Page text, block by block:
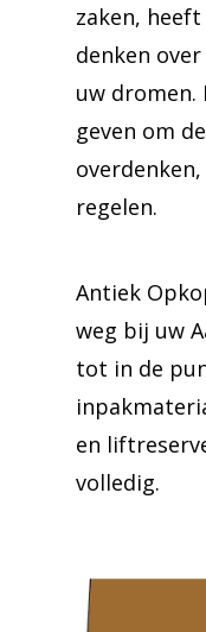
zaken,
denken
uw dromen.
geven om
regelen.
Antiek
weg bij uw
tot in de
en
volledig.